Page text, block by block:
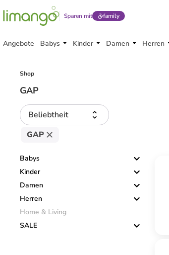
Sparen mit family
Angebote Babys Kinder Damen Herren
Shop
GAP
Beliebtheit
GAP
Babys
Kinder
Damen
Herren
Home & Living
SALE